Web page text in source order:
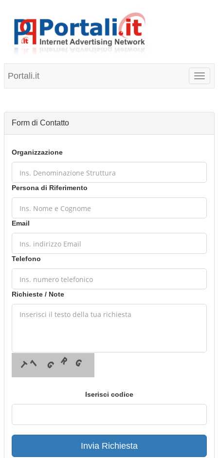
Portali.it
Form di Contatto
Organizzazione
Persona di Riferimento
Email
Telefono
Richieste / Note
Iserisci codice
Invia Richiesta